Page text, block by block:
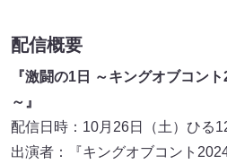
配信概要
『激闘の1日 ～キングオブコン
～』
配信日時：10月26日（土）ひる
出演者：『キングオブコント